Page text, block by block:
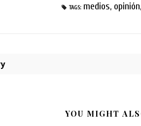
TAGS: medios, opinión,
YOU MIGHT